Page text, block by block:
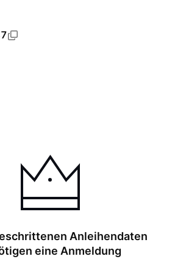
Anleihendaten
eine Anmeldung